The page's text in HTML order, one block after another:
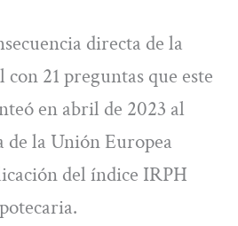
directa de la
21 preguntas que este
en abril de 2023 al
la Unión Europea
del índice IRPH